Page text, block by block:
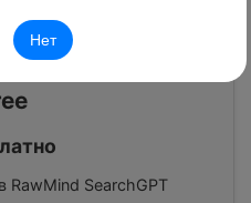
Нет
RawMind SearchGPT